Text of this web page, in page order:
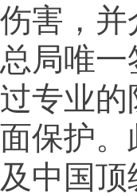
伤害，并
总局唯
过专业
面保护。
及中国